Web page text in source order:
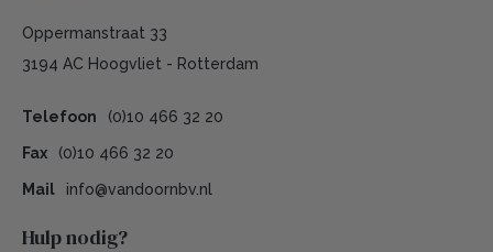
Oppermanstraat 33
3194 AC Hoogvliet - Rotterdam
Telefoon (0)10 466 32 20
Fax (0)10 466 32 20
Mail info@vandoornbv.nl
Hulp nodig?